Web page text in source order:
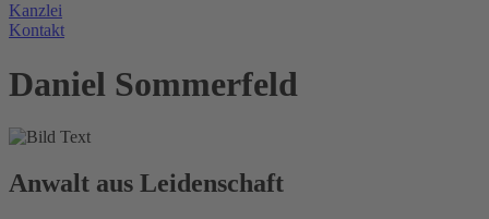
Kanzlei
Kontakt
Daniel Sommerfeld
Anwalt aus Leidenschaft